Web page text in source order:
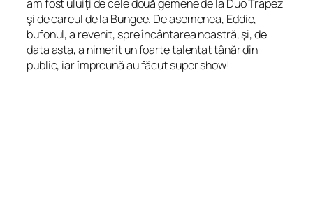
am fost uluiţi de cele două gemene de la Duo Trapez
şi de careul de la Bungee. De asemenea, Eddie,
bufonul, a revenit, spre încântarea noastră, şi, de
data asta, a nimerit un foarte talentat tânăr din
public, iar împreună au făcut super show!